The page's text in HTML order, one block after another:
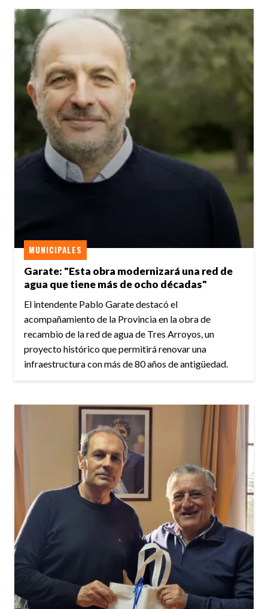
Garate: "Esta obra modernizará una red de
agua que tiene más de ocho décadas"
MUNICIPALES
El intendente Pablo Garate destacó el
acompañamiento de la Provincia en la obra de
recambio de la red de agua de Tres Arroyos, un
proyecto histórico que permitirá renovar una
infraestructura con más de 80 años de antigüedad.